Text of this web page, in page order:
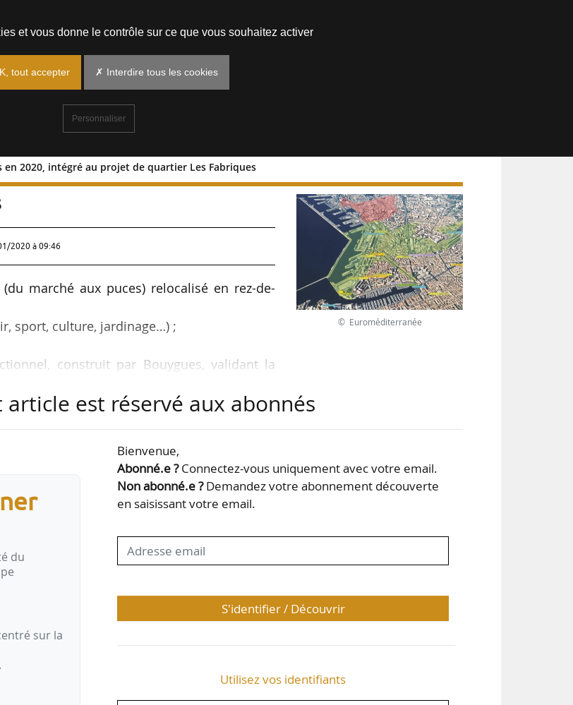
2020, intégré au projet de quartier Les Fabriques
aux puces en 2020, intégré au
2020 à 09:46
marché aux puces) relocalisé en rez-de-
sport, culture, jardinage…) ;
construit par Bouygues, validant la
sur la mise aux normes sanitaires du
», indique l’établissement public, le
© Euroméditerranée
article est réservé aux abonnés
du
sur la
Bienvenue,
Abonné.e ?Connectez-vous uniquement avec votre email.
Non abonné.e ?Demandez votre abonnement découverte
en saisissant votre email.
S'identifier / Découvrir
Utilisez vos identifiants
et vous donne le contrôle sur ce que vous souhaitez activer
tout accepter ✗ Interdire tous les cookies
Personnaliser